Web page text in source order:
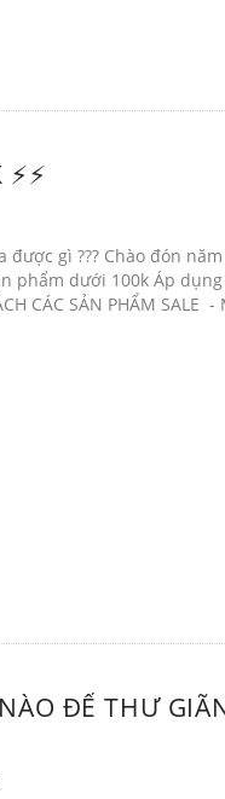
gì ??? Chào đón
phẩm dưới 100k Áp
CÁC SẢN PHẨM SALE -
ĐỂ THƯ